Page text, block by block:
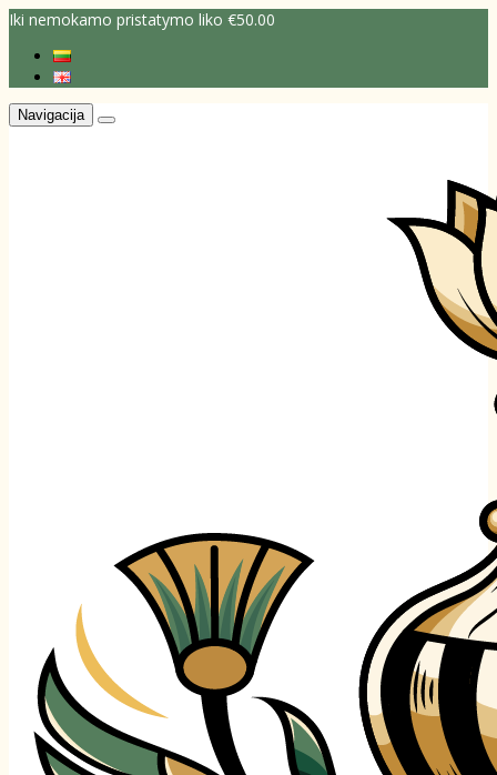
Iki nemokamo pristatymo liko €50.00
Navigacija